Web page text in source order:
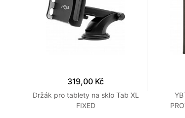
319,00 Kč
Držák pro tablety na sklo Tab XL
FIXED